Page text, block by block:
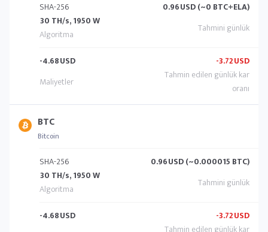
SHA-256
30 TH/s, 1950 W
0.96USD (~0 BTC+ELA)
-4.68USD -3.72USD
BTC
Bitcoin
SHA-256
30 TH/s, 1950 W
0.96USD (~0.000015 BTC)
-4.68USD -3.72USD